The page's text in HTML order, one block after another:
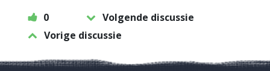
0
Volgende discussie
Vorige discussie